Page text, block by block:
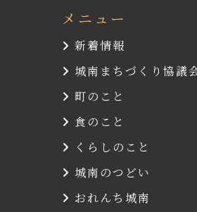
メニュー
新着情報
城南まちづくり協議
町のこと
食のこと
くらしのこと
城南のつどい
おれんち城南